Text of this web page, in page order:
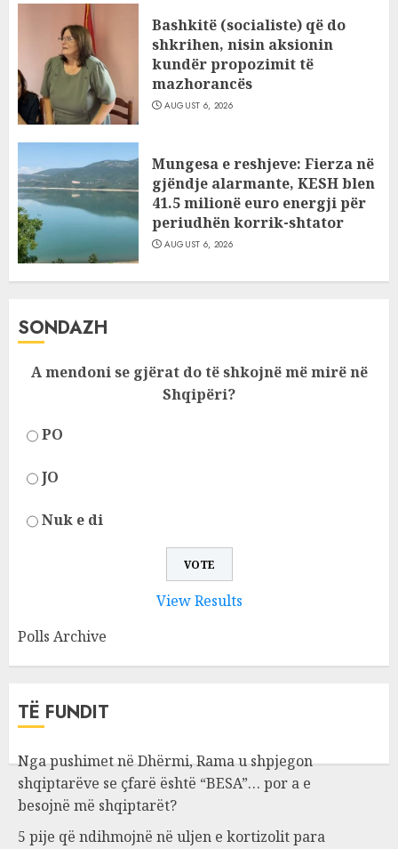
Bashkitë (socialiste) që do
shkrihen, nisin aksionin
kundër propozimit të
mazhorancës
AUGUST 6, 2026
Mungesa e reshjeve: Fierza në
gjëndje alarmante, KESH blen
41.5 milionë euro energji për
periudhën korrik-shtator
AUGUST 6, 2026
SONDAZH
A mendoni se gjërat do të shkojnë më mirë në
Shqipëri?
PO
JO
Nuk e di
View Results
Polls Archive
TË FUNDIT
Nga pushimet në Dhërmi, Rama u shpjegon
shqiptarëve se çfarë është “BESA”… por a e
besojnë më shqiptarët?
5 pije që ndihmojnë në uljen e kortizolit para